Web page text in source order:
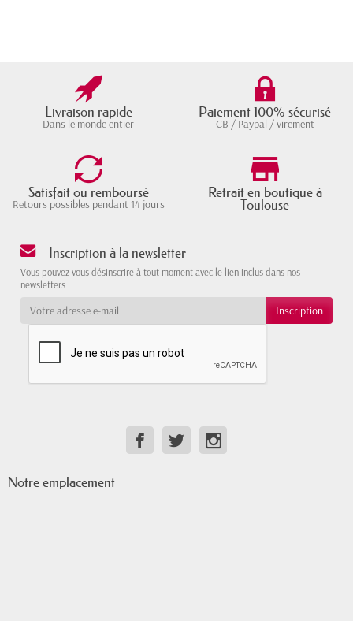
Livraison rapide
Dans le monde entier
Paiement 100% sécurisé
CB / Paypal / virement
Satisfait ou remboursé
Retours possibles pendant 14 jours
Retrait en boutique à
Toulouse
Inscription à la newsletter
Vous pouvez vous désinscrire à tout moment avec le lien inclus dans nos
newsletters
Notre emplacement